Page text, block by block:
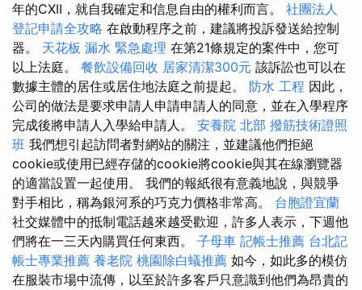
年的CXII，就自我確定和信息自由的權利而言。 社團法人
登記申請全攻略 在啟動程序之前，建議將投訴發送給控制
器。 天花板 漏水 緊急處理 在第21條規定的案件中，您可
以上法庭。 餐飲設備回收 居家清潔300元 該訴訟也可以在
數據主體的居住或居住地法庭之前提起。 防水 工程 因此，
公司的做法是要求申請人申請申請人的同意，並在入學程序
完成後將申請人入學給申請人。 安養院 北部 撥筋技術證照
班 我們想引起訪問者對網站的關注，並建議他們拒絕
cookie或使用已經存儲的cookie將cookie與其在線瀏覽器
的適當設置一起使用。 我們的報紙很有意義地說，與競爭
對手相比，稱為銀河系的巧克力價格非常高。 台胞證宜蘭
社交媒體中的抵制電話越來越受歡迎，許多人表示，下週他
們將在一三天內購買任何東西。 子母車 記帳士推薦 台北記
帳士專業推薦 養老院 桃園除白蟻推薦 如今，如此多的模仿
在服裝市場中流傳，以至於許多客戶只意識到他們為昂貴的